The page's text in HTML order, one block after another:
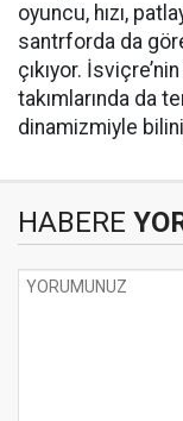
oyuncu, hızı,
santrforda da
çıkıyor.
takımlarında da
dinamizmiyle
HABERE